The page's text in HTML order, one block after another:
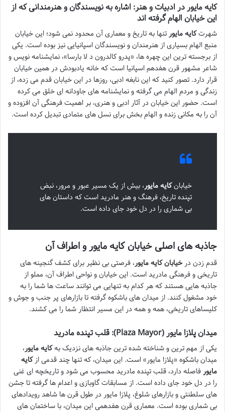
کایه مایور در ادبیات و هنر: اشاره به نویسندگان و هنرمندانی که از
این خیابان الهام گرفته اند
شهرتکایه مایور تنها به تاریخ و معماری آن محدود نمی شود؛ این خیابان
منبع الهام بسیاری از هنرمندان و نویسندگان اسپانیایی نیز بوده است. یکی
از برجسته ترین این چهره ها، «پدرو کالدرون د لا بارسا»، نمایشنامه نویس و
شاعر مشهور قرن هفدهم اسپانیا است که خانه یادبودش در همین خیابان
قرار دارد. تصور کنید که این نابغه ادبی، روزها در این خیابان قدم می زده، از
زندگی و مردم الهام می گرفته و نمایشنامه های جاودانه ای خلق می کرده
است. حضور این خیابان در آثار ادبی و هنری، بر اهمیت فرهنگی آن افزوده و
آن را به مکانی زنده و الهام بخش برای نسل های متمادی تبدیل کرده است.
خیابانکایه مایور، بیش از یک مسیر عبور و مرور، نبض
تپنده تاریخ، فرهنگ و هنر مادرید است که داستان های
بی شماری را در دل خود جای داده است.
جاذبه های اصلی خیابان کایه مایور و اطراف آن
قدم زدن درخیابان کایه مایور، فرصتی بی نظیر برای کشف گنجینه های
تاریخی و فرهنگی مادرید است. این خیابان و نواحی اطراف آن، مملو از
جاذبه هایی هستند که هر کدام به تنهایی می توانند ساعت ها شما را به
خود مشغول کنند. از میدان های باشکوه گرفته تا بازارهای پر جنب و جوش و
کلیساهای تاریخی، همه و همه در این مسیر انتظار شما را می کشند.
میدان پلازا مایور (Plaza Mayor): قلب تپنده مادرید
یکی از مهم ترین و شناخته شده ترین جاذبه های نزدیک بهکایه مایور،
میدان باشکوه «پلازا مایور» است. این میدان، که تنها چند قدمی ازکایه
مایورفاصله دارد، قلب تپنده مادرید محسوب می شود و تاریخچه ای غنی
را در دل خود جای داده است. از مسابقات گاوبازی و اعدام ها گرفته تا جشن
های سلطنتی و بازارهای شلوغ، پلازا مایور در طول قرن ها شاهد رویدادهای
بی شماری بوده است. معماری قرن هفدهمی این میدان، با ساختمان های